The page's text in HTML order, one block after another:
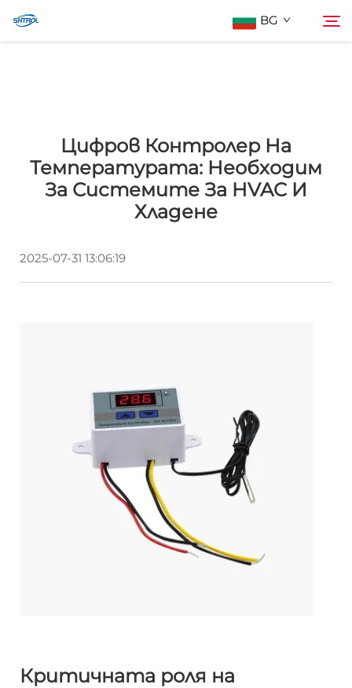
BG
Продукти
Контактирайте Нас
Цифров Контролер На
Температурата: Необходим
За Системите За HVAC И
Хладене
2025-07-31 13:06:19
Критичната роля на